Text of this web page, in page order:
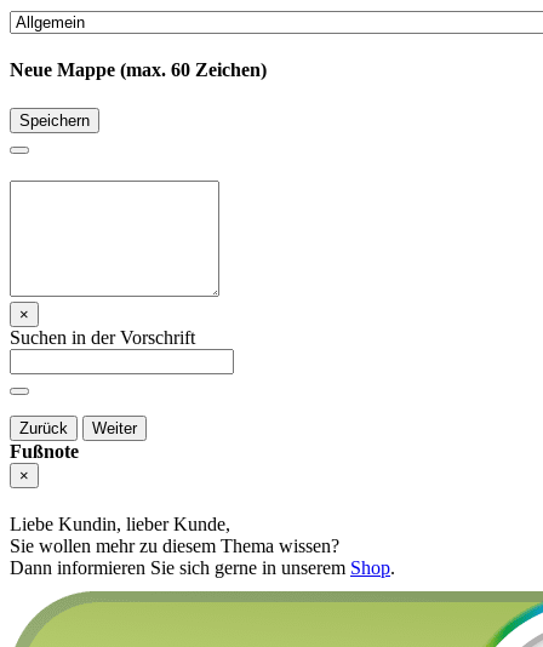
Neue Mappe (max. 60 Zeichen)
Speichern
×
Suchen in der Vorschrift
Zurück Weiter
Fußnote
×
Liebe Kundin, lieber Kunde,
Sie wollen mehr zu diesem Thema wissen?
Dann informieren Sie sich gerne in unserem Shop.